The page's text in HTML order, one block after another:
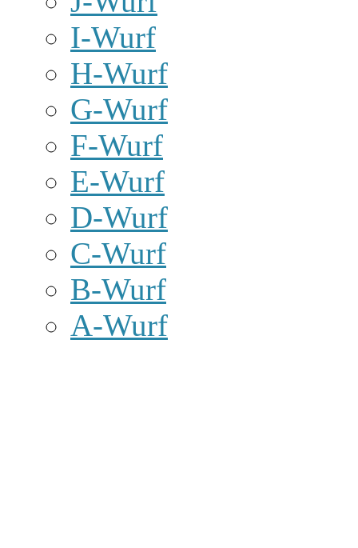
I-Wurf
H-Wurf
G-Wurf
F-Wurf
E-Wurf
D-Wurf
C-Wurf
B-Wurf
A-Wurf